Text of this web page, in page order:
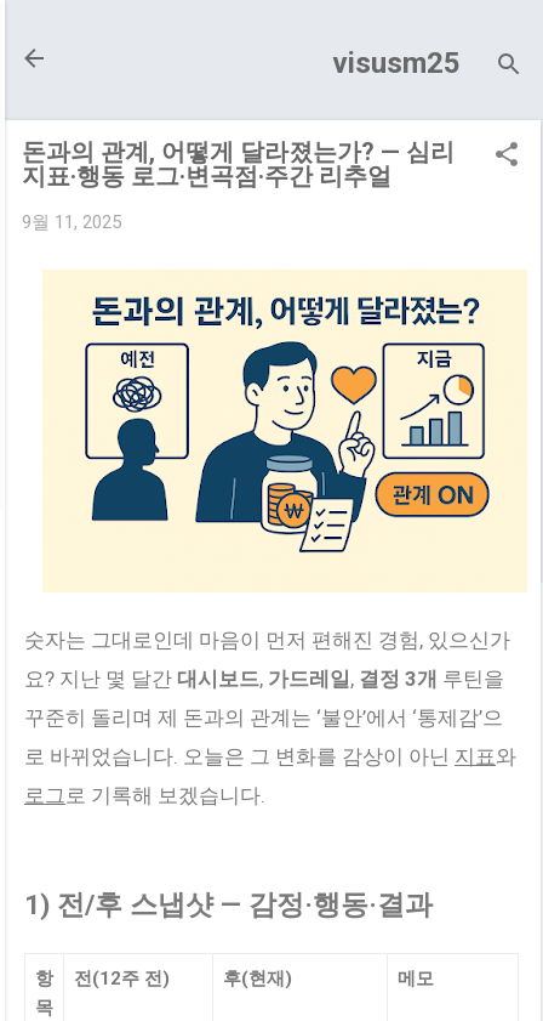
visusm25
돈과의 관계, 어떻게 달라졌는가? — 심리
지표·행동 로그·변곡점·주간 리추얼
9월 11, 2025
숫자는 그대로인데 마음이 먼저 편해진 경험, 있으신가
요? 지난 몇 달간 대시보드, 가드레일, 결정 3개 루틴을
꾸준히 돌리며 제 돈과의 관계는 ‘불안’에서 ‘통제감’으
로 바뀌었습니다. 오늘은 그 변화를 감상이 아닌 지표와
로그로 기록해 보겠습니다.
1) 전/후 스냅샷 — 감정·행동·결과
항
목
전(12주 전) 후(현재) 메모